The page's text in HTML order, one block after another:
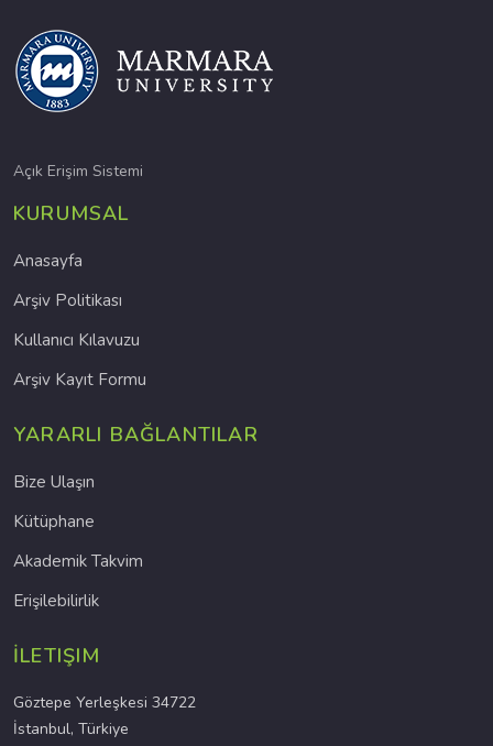
Açık Erişim Sistemi
KURUMSAL
Anasayfa
Arşiv Politikası
Kullanıcı Kılavuzu
Arşiv Kayıt Formu
YARARLI BAĞLANTILAR
Bize Ulaşın
Kütüphane
Akademik Takvim
Erişilebilirlik
İLETIŞIM
Göztepe Yerleşkesi 34722
İstanbul, Türkiye